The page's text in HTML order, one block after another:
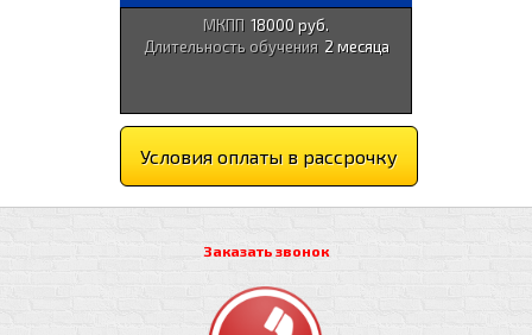
МКПП 18000 руб.
Длительность обучения 2 месяца
Условия оплаты в рассрочку
Заказать звонок